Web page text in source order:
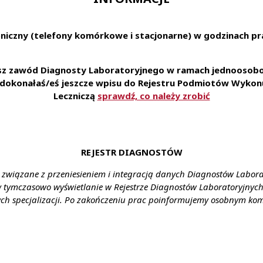
(telefony komórkowe i stacjonarne) w godzinach
zawód Diagnosty Laboratoryjnego w ramach
eś jeszcze wpisu do Rejestru Podmiotów
Leczniczą sprawdź, co należy zrobić
REJESTR DIAGNOSTÓW
z przeniesieniem i integracją danych Diagnostów
tymczasowo wyświetlanie w Rejestrze Diagnostów
specjalizacji. Po zakończeniu prac poinformujemy osobnym
na podstawie umowy o pracę • zniżki na
karty Multisport oraz ubezpieczenie na życie •
laboratorium pozwalającą na zapoznanie się i
z szerokim spectrum przypadków medycznych
do aplikowania za
FormTemplates/
Nowy Sącz, ul. Długosza 9
wyższe
zgodnie z ustawą